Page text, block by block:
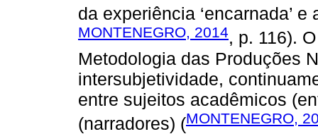
da experiência ‘encarnada’ e
MONTENEGRO, 2014, p. 116).
Metodologia das Produções
intersubjetividade,
entre sujeitos acadêmicos
(narradores) (MONTENEGRO,